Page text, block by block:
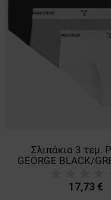
Σλιπάκια 3 τεμ.
GEORGE BLACK/
17,73 €